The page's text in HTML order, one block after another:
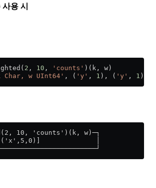
용 시
2 , 10 , 'counts' )(k, w)
Char, w UInt64' , ( 'y' , 1 ), ( 'y' , 1 ), (
10, 'counts')(k, w)─┐
│